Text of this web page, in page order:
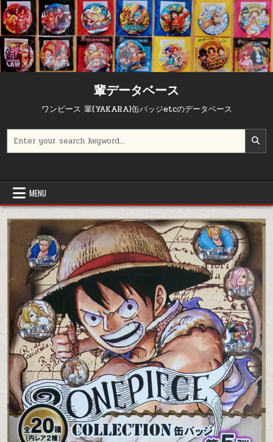
輩データベース
ワンピース 輩(YAKARA)缶バッジetcのデータベース
MENU